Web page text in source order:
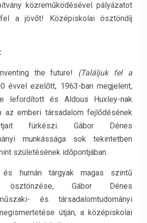
közreműködésével pályázatot
fel a jövőt! Középiskolai ösztöndíj
the future! (Találjuk fel a
évvel ezelőtt, 1963-ban megjelent,
lefordított és Aldous Huxley-nak
az emberi társadalom fejlődésének
fürkészi. Gábor Dénes
munkássága sok tekintetben
születésének időpontjában.
humán tárgyak magas szintű
ösztönzése, Gábor Dénes
és társadalomtudományi
útján, a középiskolai